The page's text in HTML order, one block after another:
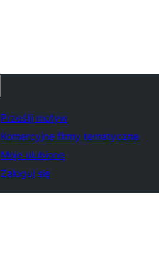
Prześlij motyw
Komercyjne firmy tematyczne
Moje ulubione
Zaloguj się